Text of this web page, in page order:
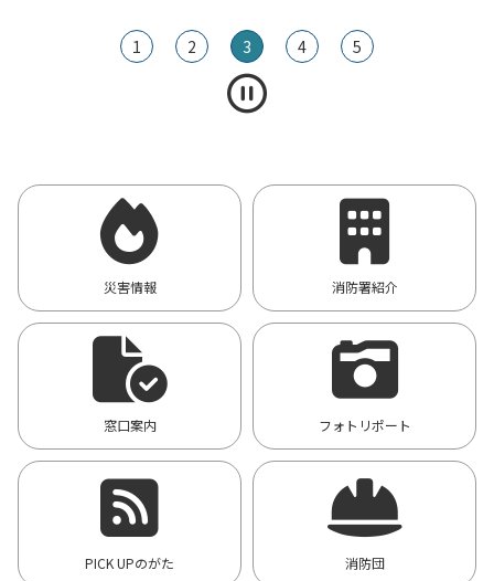
1 2 3 4 5
災害情報 消防署紹介
窓口案内 フォトリポート
PICK UPのがた 消防団